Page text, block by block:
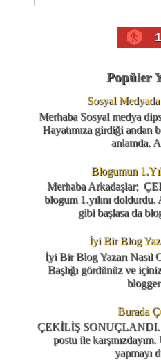
1
Popüler
Sosyal
Merhaba Sosyal medya
Hayatımıza girdiği andan
anlamda.
Blogumun
Merhaba Arkadaşlar;
blogum 1.yılını doldurdu.
gibi başlasa da
İyi Bir Blog
İyi Bir Blog Yazarı Nasıl
Başlığı gördünüz ve
Burada
ÇEKİLİŞ SONUÇLANDI.
postu ile
yapmayı